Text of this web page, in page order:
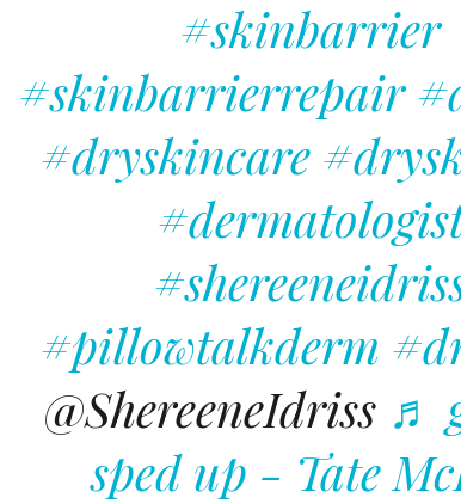
#skinbarrier
#skinbarrierrepair
#dryskincare
#pillowtalkderm
@ShereeneIdriss ♬
sped up - Tate